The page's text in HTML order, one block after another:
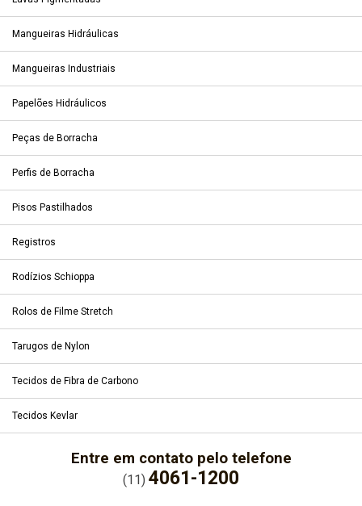
Mangueiras Hidráulicas
Mangueiras Industriais
Papelões Hidráulicos
Peças de Borracha
Perfis de Borracha
Pisos Pastilhados
Registros
Rodízios Schioppa
Rolos de Filme Stretch
Tarugos de Nylon
Tecidos de Fibra de Carbono
Tecidos Kevlar
Entre em contato pelo telefone
(11) 4061-1200